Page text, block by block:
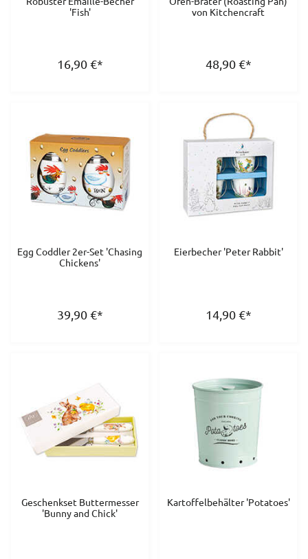
'Fish'
16,90€*
von Kitchencraft
48,90€*
Egg Coddler 2er-Set 'Chasing
Chickens'
39,90€*
Eierbecher 'Peter Rabbit'
14,90€*
Geschenkset Buttermesser
'Bunny and Chick'
Kartoffelbehälter 'Potatoes'